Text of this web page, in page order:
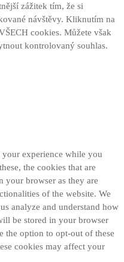
zážitek tím, že si
návštěvy. Kliknutím na
cookies. Můžete však
kontrolovaný souhlas.
experience while you
the cookies that are
your browser as they are
of the website. We
analyze and understand how
be stored in your browser
the option to opt-out of these
cookies may affect your